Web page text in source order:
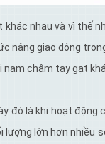
nhau và vì thế
nâng giao dộng
châm tay gạt
đó là khi hoạt
lớn hơn nhiều